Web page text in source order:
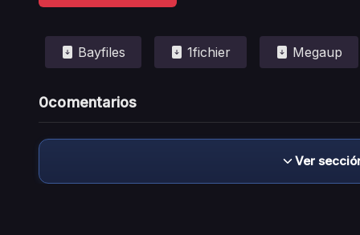
Bayfiles 1fichier Megaup
0comentarios
Ver